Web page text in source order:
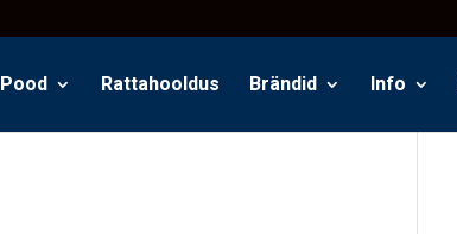
Pood Rattahooldus Brändid Info